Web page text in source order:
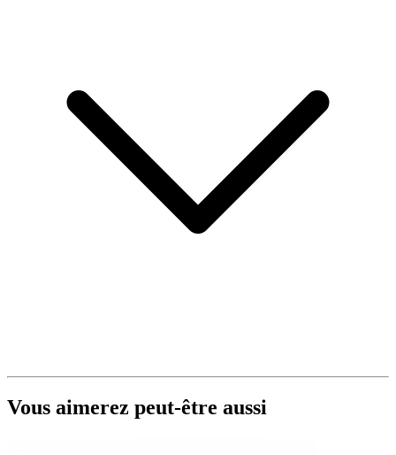
Vous aimerez peut-être aussi